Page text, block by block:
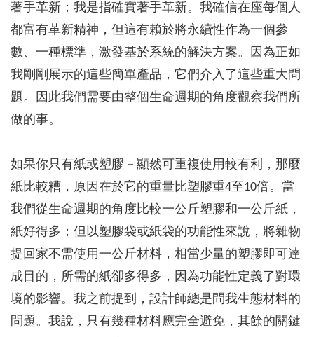
著手革新；我是指確實著手革新。我確信在座每個人
都富有革新精神，但這有賴於將永續性作為一個參
數、一種標準，激發基於系統的解決方案。因為正如
我剛剛展示的這些簡單產品，它們介入了這些重大問
題。因此我們需要由整個生命週期的角度觀察我們所
做的事。
如果你只有紙或塑膠－顯然可重複使用較有利，那麼
紙比較糟，原因在於它的重量比塑膠重4至10倍。當
我們從生命週期的角度比較一公斤塑膠和一公斤紙，
紙好得多；但以塑膠袋或紙袋的功能性來說，將雜物
提回家不需使用一公斤材料，相當少量的塑膠即可達
成目的，所需的紙卻多得多，因為功能性定義了對環
境的影響。我之前提到，設計師總是問我生態材料的
問題。我說，只有幾種材料應完全避免，其餘的關鍵